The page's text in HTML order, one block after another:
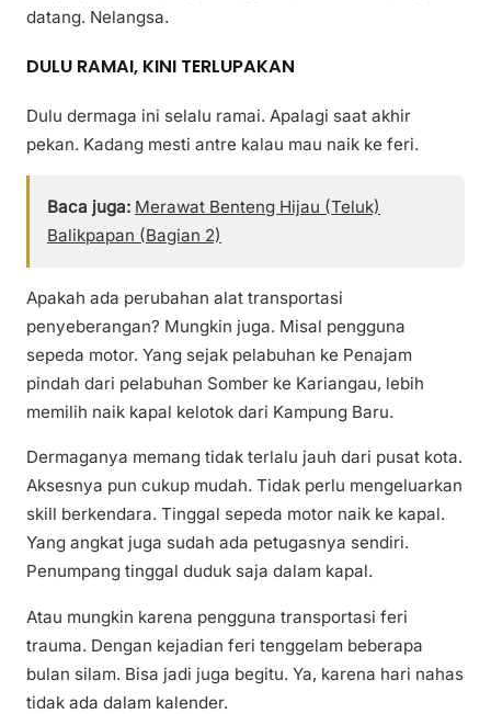
datang. Nelangsa.
DULU RAMAI, KINI TERLUPAKAN
Dulu dermaga ini selalu ramai. Apalagi saat akhir
pekan. Kadang mesti antre kalau mau naik ke feri.
Baca juga: Merawat Benteng Hijau (Teluk)
Balikpapan (Bagian 2)
Apakah ada perubahan alat transportasi
penyeberangan? Mungkin juga. Misal pengguna
sepeda motor. Yang sejak pelabuhan ke Penajam
pindah dari pelabuhan Somber ke Kariangau, lebih
memilih naik kapal kelotok dari Kampung Baru.
Dermaganya memang tidak terlalu jauh dari pusat kota.
Aksesnya pun cukup mudah. Tidak perlu mengeluarkan
skill berkendara. Tinggal sepeda motor naik ke kapal.
Yang angkat juga sudah ada petugasnya sendiri.
Penumpang tinggal duduk saja dalam kapal.
Atau mungkin karena pengguna transportasi feri
trauma. Dengan kejadian feri tenggelam beberapa
bulan silam. Bisa jadi juga begitu. Ya, karena hari nahas
tidak ada dalam kalender.